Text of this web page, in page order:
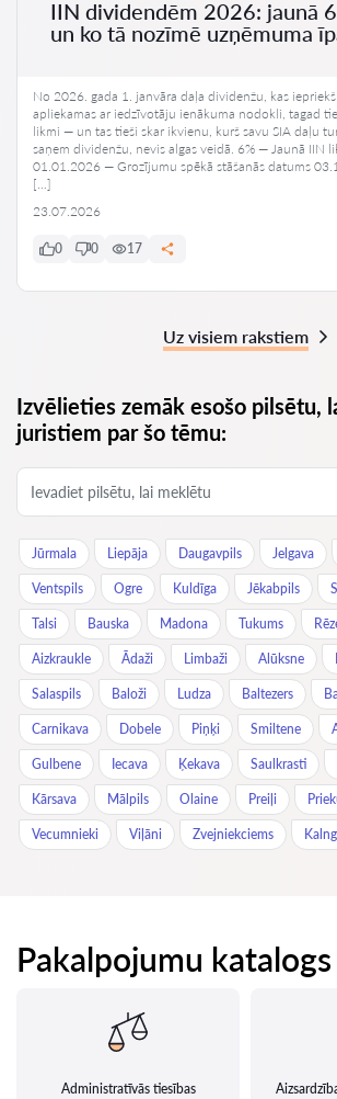
IIN dividendēm 2026: jaunā
un ko tā nozīmē uzņēmuma
No 2026. gada 1. janvāra daļa dividenžu, kas
apliekamas ar iedzīvotāju ienākuma nodokli, tagad
likmi — un tas tieši skar ikvienu, kurš savu SIA daļu
saņem dividenžu, nevis algas veidā. 6% — Jaunā IIN
01.01.2026 — Grozījumu spēkā stāšanās datums
[…]
23.07.2026
0 0 17
Uz visiem rakstiem
Izvēlieties zemāk esošo pilsētu,
juristiem par šo tēmu:
Jūrmala Liepāja Daugavpils Jelgava
Ventspils Ogre Kuldīga Jēkabpils
Talsi Bauska Madona Tukums
Aizkraukle Ādaži Limbaži Alūksne
Salaspils Baloži Ludza Baltezers
Carnikava Dobele Piņķi Smiltene
Gulbene Iecava Ķekava Saulkrasti
Kārsava Mālpils Olaine Preiļi
Vecumnieki Viļāni Zvejniekciems
Pakalpojumu katalogs
Administratīvās tiesības